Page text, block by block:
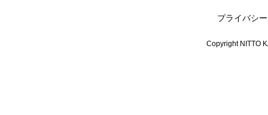
プライバシ
Copyright NITTO